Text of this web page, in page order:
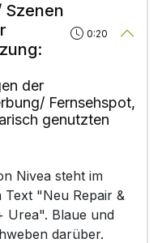
Szenen
0:20
der
Fernsehspot,
genutzten
Nivea steht im
Text "Neu Repair &
Urea". Blaue und
darüber.